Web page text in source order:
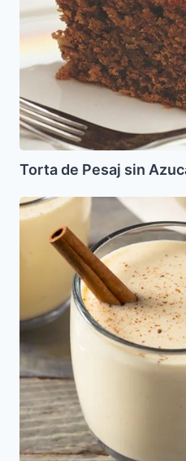
Torta de Pesaj sin
Gogl
Mogl